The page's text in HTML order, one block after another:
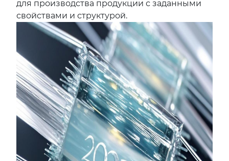
для производства продукции с заданными
свойствами и структурой.